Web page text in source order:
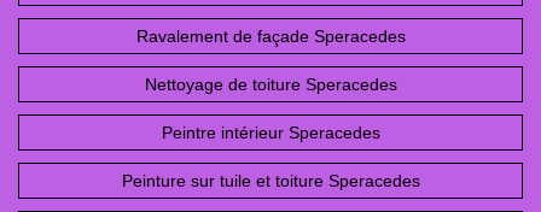
Ravalement de façade Speracedes
Nettoyage de toiture Speracedes
Peintre intérieur Speracedes
Peinture sur tuile et toiture Speracedes